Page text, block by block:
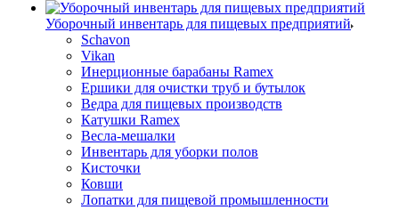
Уборочный инвентарь для пищевых предприятий
Schavon
Vikan
Инерционные барабаны Ramex
Ершики для очистки труб и бутылок
Ведра для пищевых производств
Катушки Ramex
Весла-мешалки
Инвентарь для уборки полов
Кисточки
Ковши
Лопатки для пищевой промышленности